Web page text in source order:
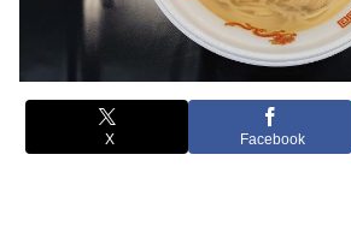
X Facebook